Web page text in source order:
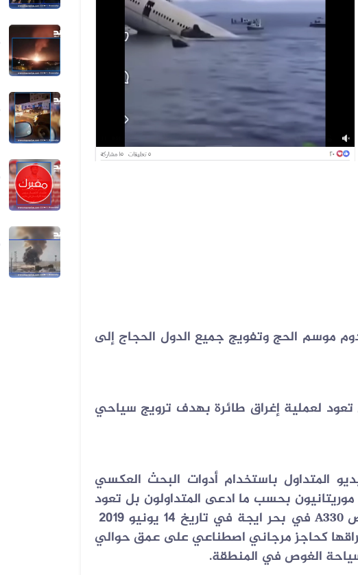
موسم الحج وتفويج جميع الدول الحجاج إلى
لعملية إغراق طائرة بهدف ترويج سياحي
المتداول باستخدام أدوات البحث العكسي
بحسب ما ادعى المتداولون بل تعود
A330 في بحر ايجة في تاريخ 14 يونيو 2019
كحاجز مرجاني اصطناعي على عمق حوالي
.
07 أغسطس 2026
فيديو لقصف صاروخي حوثي مضلل في
فيديو لنهب أسلحة وذخائر قديم وليس...